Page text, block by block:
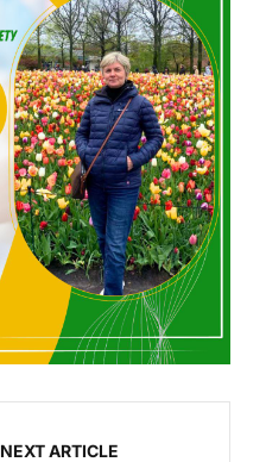
NEXT ARTICLE